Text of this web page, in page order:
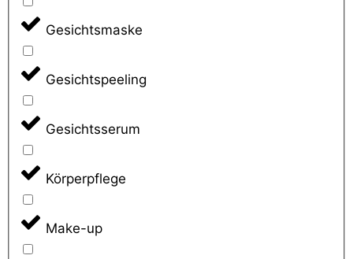
Gesichtsmaske
Gesichtspeeling
Gesichtsserum
Körperpflege
Make-up